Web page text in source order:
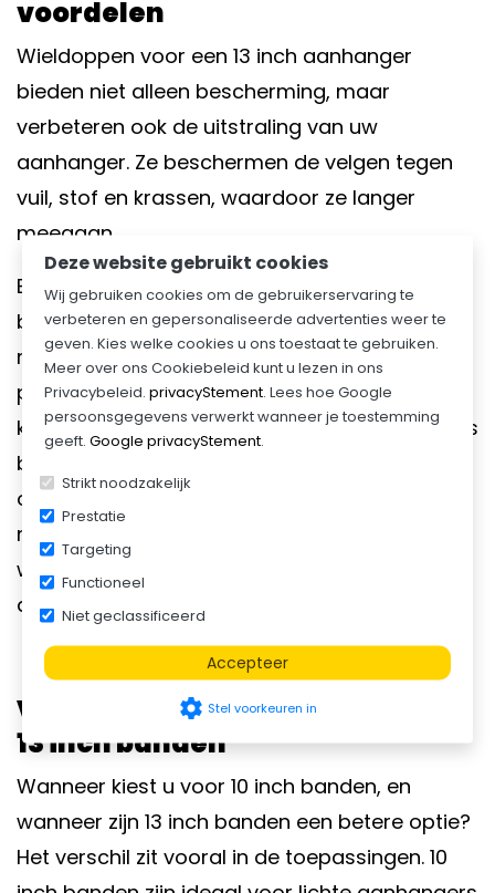
voordelen
Wieldoppen voor een 13 inch aanhanger
bieden niet alleen bescherming, maar
verbeteren ook de uitstraling van uw
aanhanger. Ze beschermen de velgen tegen
vuil, stof en krassen, waardoor ze langer
meegaan.
Bij de aanschaf van wieldoppen is het
belangrijk om te kiezen voor duurzame
materialen en een ontwerp dat past bij uw
persoonlijke smaak. Of u nu een moderne of
klassieke uitstraling wenst, er zijn talloze opties
beschikbaar. Voor een merk dat bekend staat
om kwaliteit en stijl kunt u bijvoorbeeld kijken
naar een
wieldoppen vaak standaard worden
aangeboden.
Vergelijking: 10 inch banden vs.
13 inch banden
Wanneer kiest u voor 10 inch banden, en
wanneer zijn 13 inch banden een betere optie?
Het verschil zit vooral in de toepassingen. 10
Deze website gebruikt cookies
Wij gebruiken cookies om de gebruikerservaring te
verbeteren en gepersonaliseerde advertenties weer te
geven. Kies welke cookies u ons toestaat te gebruiken.
Meer over ons Cookiebeleid kunt u lezen in ons
Privacybeleid. privacyStement. Lees hoe Google
persoonsgegevens verwerkt wanneer je toestemming
geeft. Google privacyStement.
Strikt noodzakelijk
Prestatie
Targeting
Functioneel
Niet geclassificeerd
Accepteer
settings Stel voorkeuren in